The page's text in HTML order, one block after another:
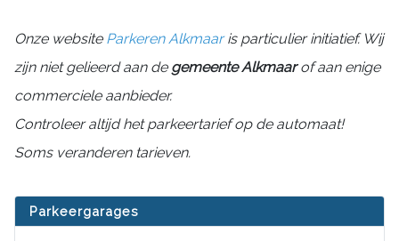
Onze website Parkeren Alkmaaris particulier initiatief. Wij
zijn niet gelieerd aan de gemeente Alkmaarof aan enige
commerciele aanbieder.
Controleer altijd het parkeertarief op de automaat!
Soms veranderen tarieven.
Parkeergarages